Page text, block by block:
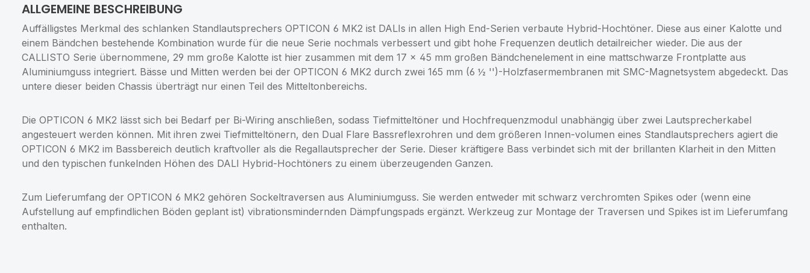
ALLGEMEINE BESCHREIBUNG
Auffälligstes Merkmal des schlanken Standlautsprechers OPTICON 6 MK2 ist DALIs in allen High End-Serien verbaute Hybrid-Hochtöner. Diese aus einer Kalotte und
einem Bändchen bestehende Kombination wurde für die neue Serie nochmals verbessert und gibt hohe Frequenzen deutlich detailreicher wieder. Die aus der
CALLISTO Serie übernommene, 29 mm große Kalotte ist hier zusammen mit dem 17 × 45 mm großen Bändchenelement in eine mattschwarze Frontplatte aus
Aluminiumguss integriert. Bässe und Mitten werden bei der OPTICON 6 MK2 durch zwei 165 mm (6 ½ '')-Holzfasermembranen mit SMC-Magnetsystem abgedeckt. Das
untere dieser beiden Chassis überträgt nur einen Teil des Mitteltonbereichs.
Die OPTICON 6 MK2 lässt sich bei Bedarf per Bi-Wiring anschließen, sodass Tiefmitteltöner und Hochfrequenzmodul unabhängig über zwei Lautsprecherkabel
angesteuert werden können. Mit ihren zwei Tiefmitteltönern, den Dual Flare Bassreflexrohren und dem größeren Innen-volumen eines Standlautsprechers agiert die
OPTICON 6 MK2 im Bassbereich deutlich kraftvoller als die Regallautsprecher der Serie. Dieser kräftigere Bass verbindet sich mit der brillanten Klarheit in den Mitten
und den typischen funkelnden Höhen des DALI Hybrid-Hochtöners zu einem überzeugenden Ganzen.
Zum Lieferumfang der OPTICON 6 MK2 gehören Sockeltraversen aus Aluminiumguss. Sie werden entweder mit schwarz verchromten Spikes oder (wenn eine
Aufstellung auf empfindlichen Böden geplant ist) vibrationsmindernden Dämpfungspads ergänzt. Werkzeug zur Montage der Traversen und Spikes ist im Lieferumfang
enthalten.